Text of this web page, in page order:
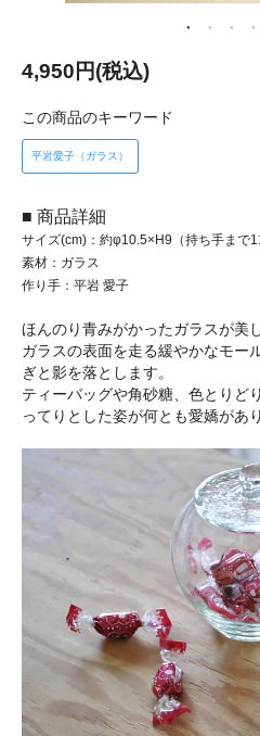
4,950円(税込)
この商品のキーワード
平岩愛子（ガラス）
■ 商品詳細
サイズ(cm)：約φ10.5×H9（持ち手まで
素材：ガラス
作り手：平岩 愛子
ほんのり青みがかったガラスが美
ガラスの表面を走る緩やかなモー
ぎと影を落とします。
ティーバッグや角砂糖、色とりど
ってりとした姿が何とも愛嬌があ